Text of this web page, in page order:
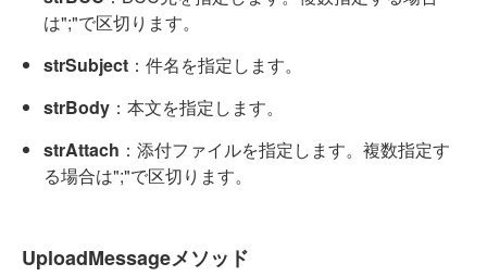
は";"で区切ります。
strSubject ：件名を指定します。
strBody ：本文を指定します。
strAttach ：添付ファイルを指定します。複数指定す
る場合は";"で区切ります。
UploadMessageメソッド